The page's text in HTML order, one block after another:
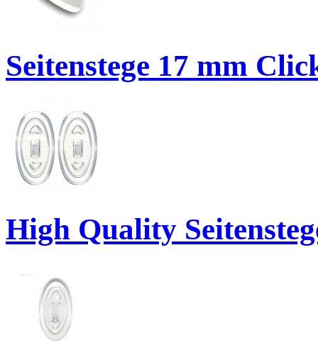
Seitenstege 17 mm
High Quality